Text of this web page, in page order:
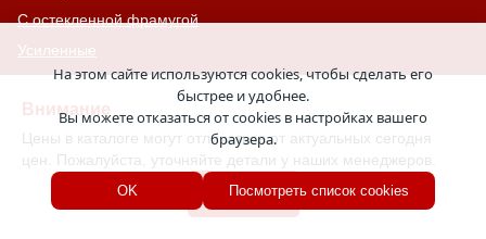
Внимание
Цены в каталоге могут отличаться от актуальных сегодня
цен. Пожалуйста, уточняйте детали у наших менеджеров.
Хорошо
С остекленной фрамугой
Усиленные
С большим стеклом
С широкими наличниками
Серые двери
С увеличенной и толстой коробкой
Двери с выдавленным рисунком
На этом сайте используются cookies, чтобы сделать его
быстрее и удобнее.
Вы можете отказаться от cookies в настройках вашего
браузера.
OK Посмотреть список cookies